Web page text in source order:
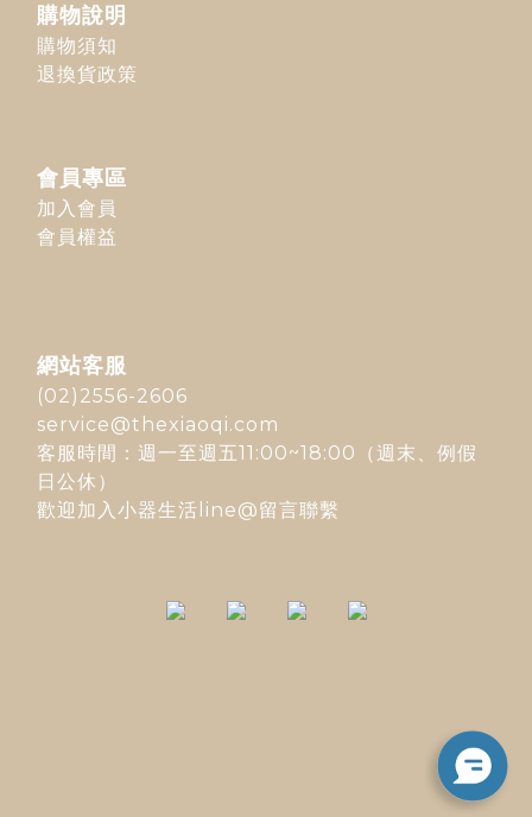
購物說明
購物須知
退換貨政策
會員專區
加入會員
會員權益
網站客服
(02)2556-2606
service@thexiaoqi.com
客服時間：週一至週五11:00~18:00（週末、例假
日公休）
歡迎加入 小器生活line@留言聯繫